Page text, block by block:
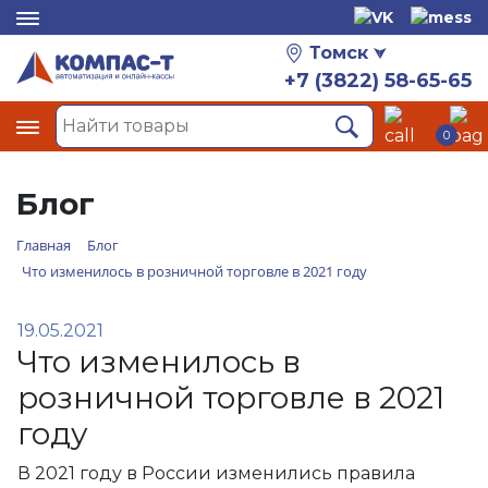
Томск
+7 (3822) 58-65-65
0
Блог
Главная
Блог
Что изменилось в розничной торговле в 2021 году
19.05.2021
Что изменилось в
розничной торговле в 2021
году
В 2021 году в России изменились правила